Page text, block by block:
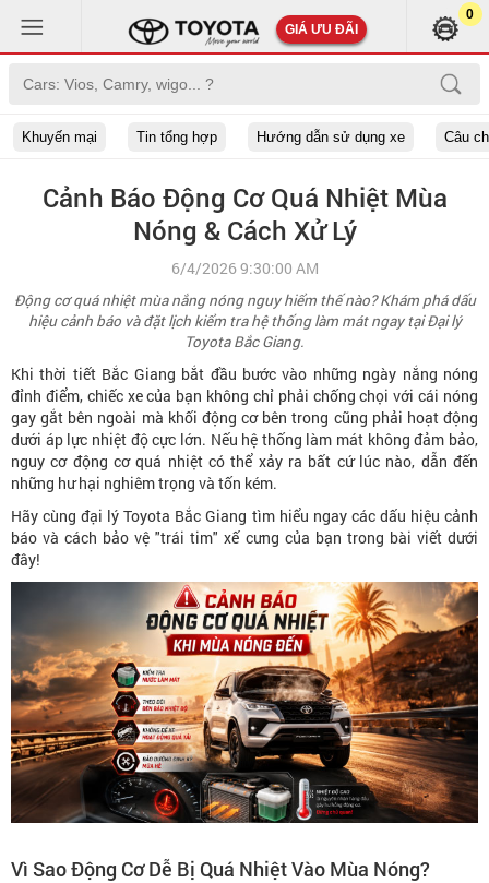
GIÁ ƯU ĐÃI
0
Khuyến mại Tin tổng hợp Hướng dẫn sử dụng xe Câu
Cảnh Báo Động Cơ Quá Nhiệt Mùa
Nóng & Cách Xử Lý
6/4/2026 9:30:00 AM
Động cơ quá nhiệt mùa nắng nóng nguy hiểm thế nào? Khám phá dấu
hiệu cảnh báo và đặt lịch kiểm tra hệ thống làm mát ngay tại Đại lý
Toyota Bắc Giang.
Khi thời tiết Bắc Giang bắt đầu bước vào những ngày nắng nóng
đỉnh điểm, chiếc xe của bạn không chỉ phải chống chọi với cái nóng
gay gắt bên ngoài mà khối động cơ bên trong cũng phải hoạt động
dưới áp lực nhiệt độ cực lớn. Nếu hệ thống làm mát không đảm bảo,
nguy cơ động cơ quá nhiệt có thể xảy ra bất cứ lúc nào, dẫn đến
những hư hại nghiêm trọng và tốn kém.
Hãy cùng đại lý Toyota Bắc Giang tìm hiểu ngay các dấu hiệu cảnh
báo và cách bảo vệ "trái tim" xế cưng của bạn trong bài viết dưới
đây!
Vì Sao Động Cơ Dễ Bị Quá Nhiệt Vào Mùa Nóng?